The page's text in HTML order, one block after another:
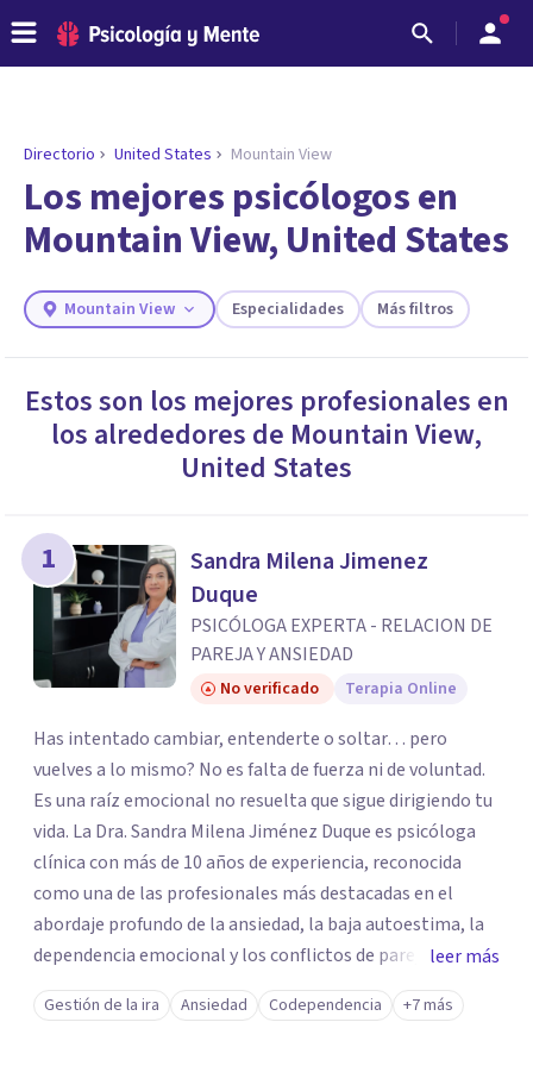
ENCONTRAR MI TERAPEUTA
¿Necesitas ayuda para encontrar el
psicólogo adecuado?
los profesionales que más se ajustan a tus
necesidades.
Responder cuestionario
Directorio United States Mountain View
Los mejores psicólogos en
Mountain View, United States
Mountain View Especialidades Más filtros
Estos son los mejores profesionales en
los alrededores de Mountain View,
United States
1
Sandra Milena Jimenez
Duque
PSICÓLOGA EXPERTA - RELACION DE
PAREJA Y ANSIEDAD
No verificado Terapia Online
Has intentado cambiar, entenderte o soltar… pero
vuelves a lo mismo? No es falta de fuerza ni de voluntad.
Es una raíz emocional no resuelta que sigue dirigiendo tu
vida. La Dra. Sandra Milena Jiménez Duque es psicóloga
clínica con más de 10 años de experiencia, reconocida
como una de las profesionales más destacadas en el
abordaje profundo de la ansiedad, la baja autoestima, la
dependencia emocional y los conflictos de pareja. Ha
trabajado con pacientes en diferentes países,
acompañando procesos complejos. Su enfoque
leer más
Gestión de la ira Ansiedad Codependencia +7 más